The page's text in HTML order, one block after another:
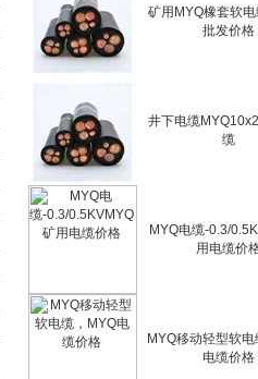
矿用MYQ橡套软
批发价格
井下电缆
缆
MYQ电缆-0.3/
用电缆价
MYQ移动轻型软
电缆价格